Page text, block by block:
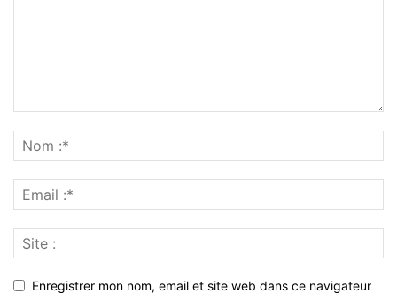
Enregistrer mon nom, email et site web dans ce navigateur